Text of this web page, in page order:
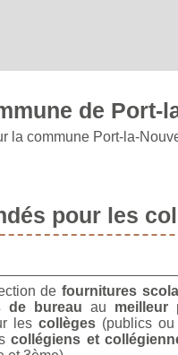
de Port-
la commune Port-la-
pour les
de fournitures
de bureau au meilleur
les collèges(publics ou
collégiens et